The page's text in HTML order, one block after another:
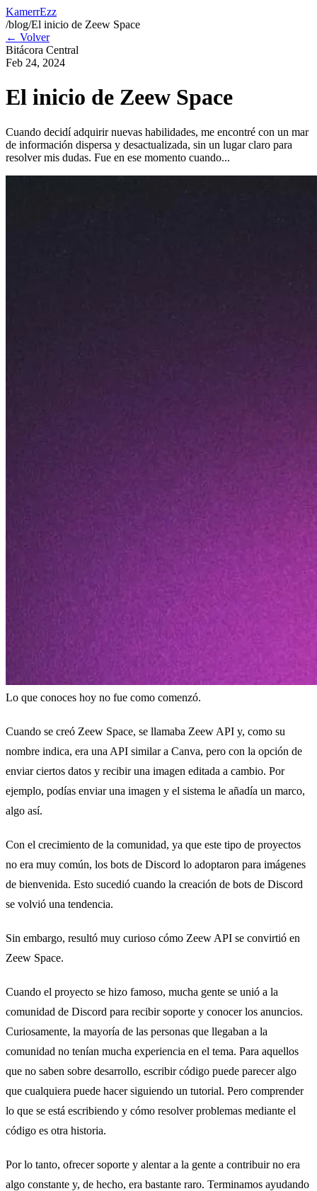
KamerrEzz
/blog/El inicio de Zeew Space
← Volver
Bitácora Central
Feb 24, 2024
El inicio de Zeew Space
Cuando decidí adquirir nuevas habilidades, me encontré con un mar
de información dispersa y desactualizada, sin un lugar claro para
resolver mis dudas. Fue en ese momento cuando...
Lo que conoces hoy no fue como comenzó.
Cuando se creó Zeew Space, se llamaba Zeew API y, como su
nombre indica, era una API similar a Canva, pero con la opción de
enviar ciertos datos y recibir una imagen editada a cambio. Por
ejemplo, podías enviar una imagen y el sistema le añadía un marco,
algo así.
Con el crecimiento de la comunidad, ya que este tipo de proyectos
no era muy común, los bots de Discord lo adoptaron para imágenes
de bienvenida. Esto sucedió cuando la creación de bots de Discord
se volvió una tendencia.
Sin embargo, resultó muy curioso cómo Zeew API se convirtió en
Zeew Space.
Cuando el proyecto se hizo famoso, mucha gente se unió a la
comunidad de Discord para recibir soporte y conocer los anuncios.
Curiosamente, la mayoría de las personas que llegaban a la
comunidad no tenían mucha experiencia en el tema. Para aquellos
que no saben sobre desarrollo, escribir código puede parecer algo
que cualquiera puede hacer siguiendo un tutorial. Pero comprender
lo que se está escribiendo y cómo resolver problemas mediante el
código es otra historia.
Por lo tanto, ofrecer soporte y alentar a la gente a contribuir no era
algo constante y, de hecho, era bastante raro. Terminamos ayudando